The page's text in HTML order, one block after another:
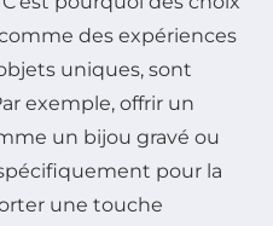
des expériences
uniques, sont
exemple, offrir un
un bijou gravé ou
pour la
une touche